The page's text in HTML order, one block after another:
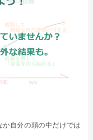
自分の頭の中だけでは